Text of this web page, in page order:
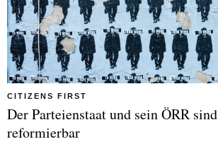
CITIZENS FIRST
Der Parteienstaat und sein ÖRR
reformierbar